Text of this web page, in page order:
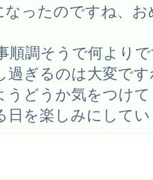
なったのですね、
順調そうで何より
過ぎるのは大変です
うどうか気をつけ
日を楽しみにして